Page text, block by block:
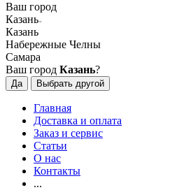
Ваш город
Казань
Казань
Набережные Челны
Самара
Ваш город Казань?
Да Выбрать другой
Главная
Доставка и оплата
Заказ и сервис
Статьи
О нас
Контакты
...